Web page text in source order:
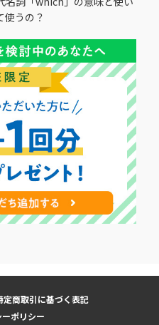
使うの？
定商取引に基づく表記
ポリシー